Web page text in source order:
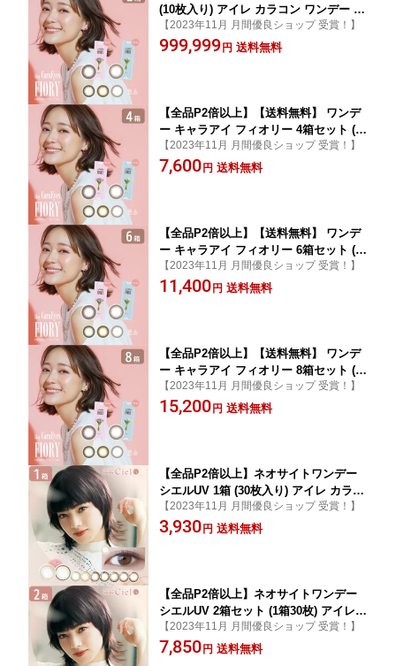
(10枚入り) アイレ カラコン ワンデー カ
ラーコンタクト 1日使い捨て UVカット
度あり 度なし
【2023年11月 月間優良ショップ 受賞！】
999,999 円 送料無料
【全品P2倍以上】【送料無料】 ワンデ
ー キャラアイ フィオリー 4箱セット (1
箱10枚) アイレ 1day CaraEyes Fiory 度
あり 度なし 一日使い捨て UV カラコン
【2023年11月 月間優良ショップ 受賞！】
7,600 円 送料無料
【全品P2倍以上】【送料無料】 ワンデ
ー キャラアイ フィオリー 6箱セット (1
箱10枚) アイレ 1day CaraEyes Fiory 度
あり 度なし 一日使い捨て UV カラコン
【2023年11月 月間優良ショップ 受賞！】
11,400 円 送料無料
【全品P2倍以上】【送料無料】 ワンデ
ー キャラアイ フィオリー 8箱セット (1
箱10枚) アイレ 1day CaraEyes Fiory 度
あり 度なし 一日使い捨て UV カラコン
【2023年11月 月間優良ショップ 受賞！】
15,200 円 送料無料
【全品P2倍以上】ネオサイトワンデー
シエルUV 1箱 (30枚入り) アイレ カラコ
ン ワンデー 1日使い捨て カラコン UVカ
ット 度あり 度なし 3トーン ナチュラル
【2023年11月 月間優良ショップ 受賞！】
3,930 円 送料無料
【全品P2倍以上】ネオサイトワンデー
シエルUV 2箱セット (1箱30枚) アイレ
カラコン ワンデー 1日使い捨て カラコ
ン UVカット 度あり 度なし 3トーン ナ
【2023年11月 月間優良ショップ 受賞！】
7,850 円 送料無料